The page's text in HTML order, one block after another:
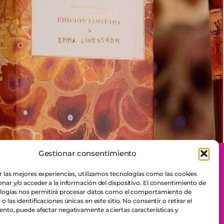
Gestionar consentimiento
las mejores experiencias, utilizamos tecnologías como las cookies
y/o acceder a la información del dispositivo. El consentimiento de
nos permitirá procesar datos como el comportamiento de
o las identificaciones únicas en este sitio. No consentir o retirar el
puede afectar negativamente a ciertas características y
Política Corporativa y de Sostenibilidad
Código Ético y de Conducta
Código Conducta Proveedores
Protocolo de Prevención del Acoso